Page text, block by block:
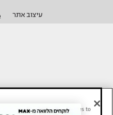
עיצוב אתר
content online, we use cookies to